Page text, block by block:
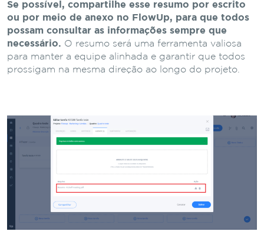
Se possível, compartilhe esse resumo por escrito
ou por meio de anexo no FlowUp, para que todos
possam consultar as informações sempre que
necessário. O resumo será uma ferramenta valiosa
para manter a equipe alinhada e garantir que todos
prossigam na mesma direção ao longo do projeto.